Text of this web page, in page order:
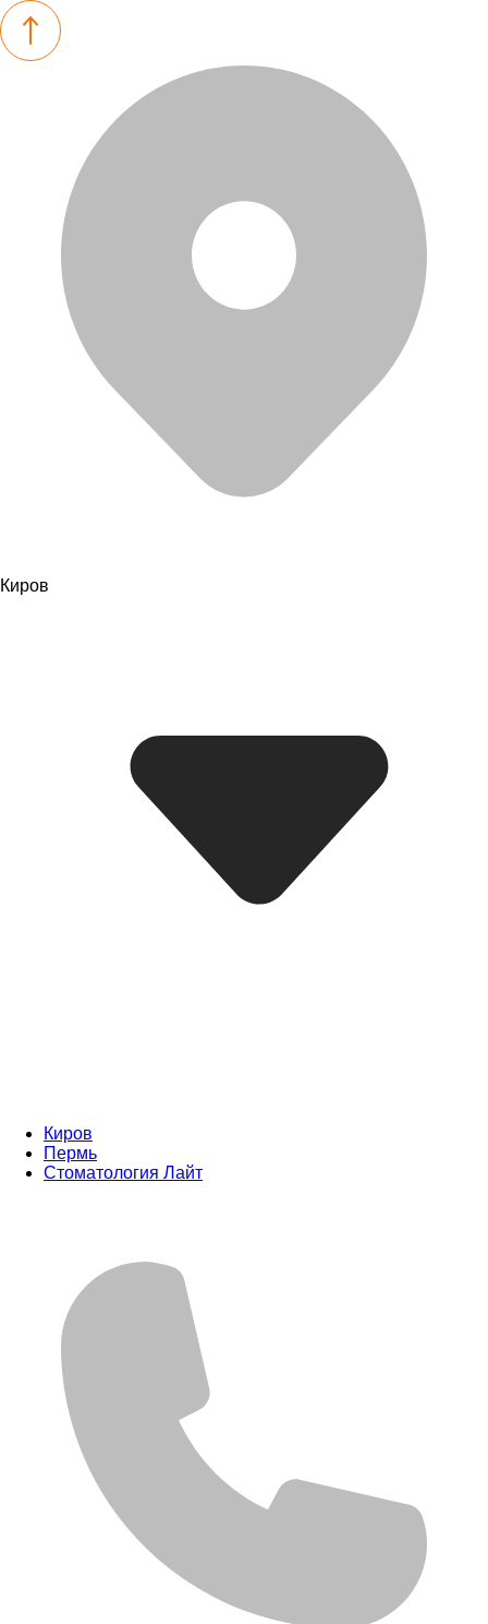
Киров
Киров
Пермь
Стоматология Лайт